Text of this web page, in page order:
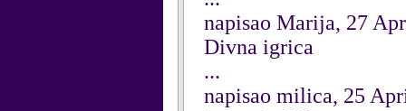
napisao Marija, 27
Divna igrica
...
napisao milica, 25